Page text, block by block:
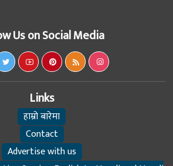
Us on Social Media
Links
हाम्रो बारेमा
Contact
Advertise with us